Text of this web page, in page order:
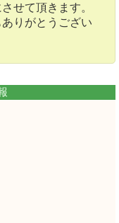
せて頂きます。
りがとうござい